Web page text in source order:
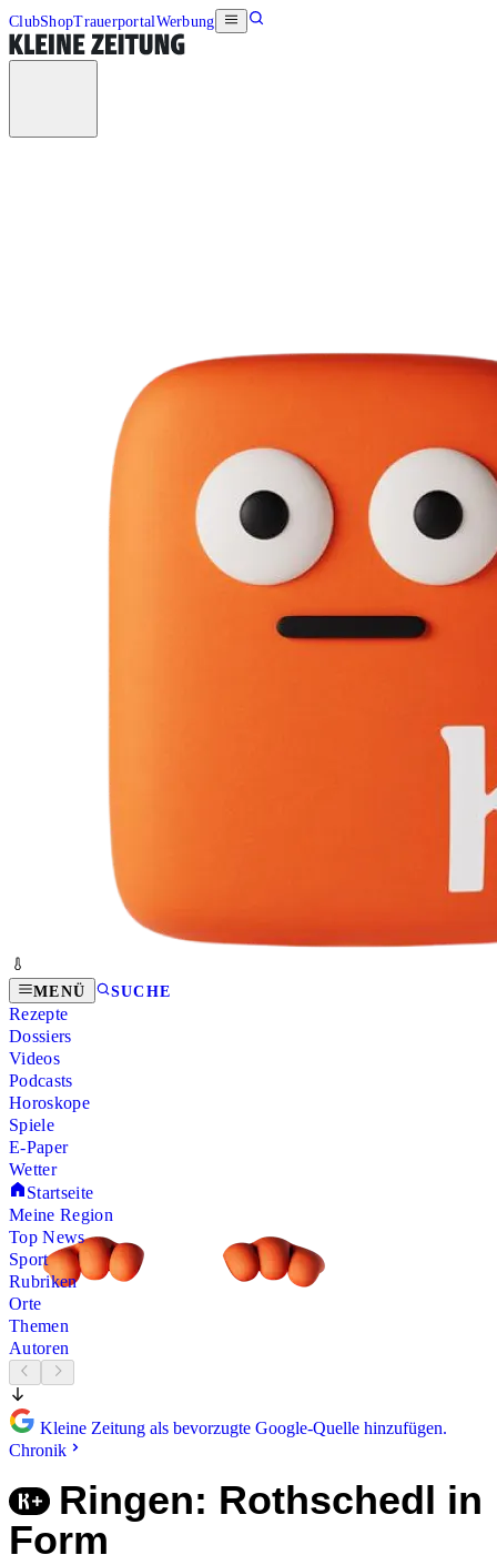
ClubShopTrauerportalWerbung
MENÜ SUCHE
Rezepte
Dossiers
Videos
Podcasts
Horoskope
Spiele
E-Paper
Wetter
Startseite
Meine Region
Top News
Sport
Rubriken
Orte
Themen
Autoren
Kleine Zeitung als bevorzugte Google-Quelle hinzufügen.
Chronik
Ringen: Rothschedl in
Form